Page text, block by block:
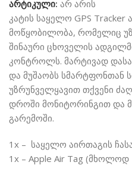
არტიკული: არ არის
კატის საყელო GPS Tracker
მოწყობილობა, რომელიც
შინაური ცხოველის
კონტროლს. მარტივად
და მუშაობს სმარტფონთან
უზრუნველყავით თქვენი
დროში მონიტორინგით და
გარემოში.
1x – საყელო აირთაგის
1x – Apple Air Tag (მხოლოდ